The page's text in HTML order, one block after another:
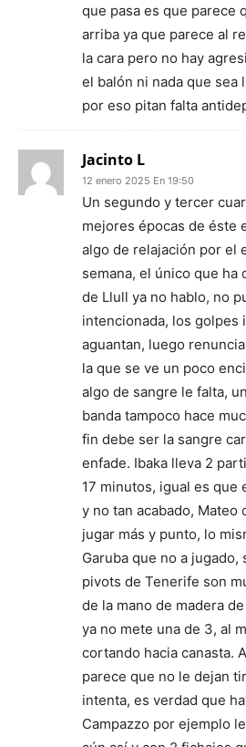
que pasa es que parece
arriba ya que parece al
la cara pero no hay
el balón ni nada que sea
por eso pitan falta
Jacinto L
12 enero 2025 En 19:50
Un segundo y tercer
mejores épocas de éste
algo de relajación por el
semana, el único que ha
de Llull ya no hablo, no
intencionada, los golpes
aguantan, luego
la que se ve un poco
algo de sangre le falta,
banda tampoco hace
fin debe ser la sangre
enfade. Ibaka lleva 2
17 minutos, igual es que
y no tan acabado, Mateo
jugar más y punto, lo
Garuba que no a
pivots de Tenerife son
de la mano de madera
ya no mete una de 3, al
cortando hacia canasta.
parece que no le dejan
intenta, es verdad que
Campazzo por ejemplo